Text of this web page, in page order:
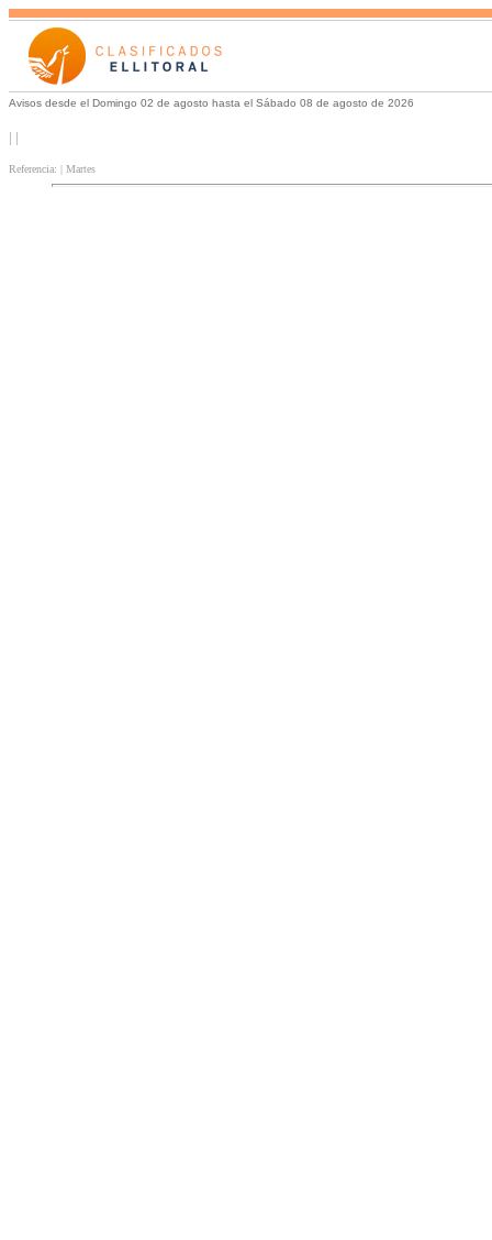
Avisos desde el Domingo 02 de agosto hasta el Sábado 08 de agosto de 2026
| |
Referencia: | Martes